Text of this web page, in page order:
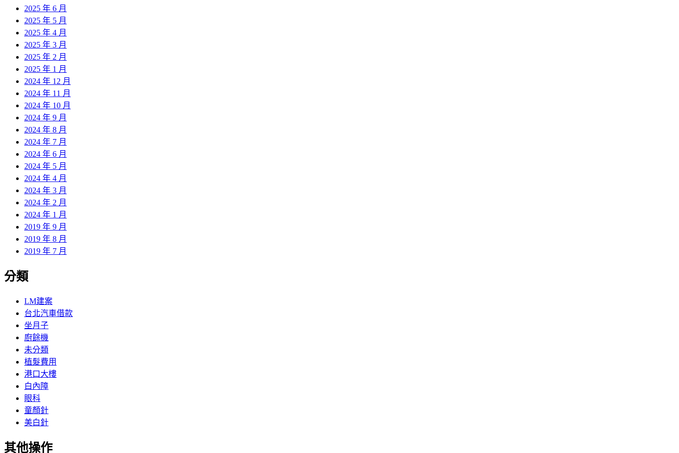
2025 年 6 月
2025 年 5 月
2025 年 4 月
2025 年 3 月
2025 年 2 月
2025 年 1 月
2024 年 12 月
2024 年 11 月
2024 年 10 月
2024 年 9 月
2024 年 8 月
2024 年 7 月
2024 年 6 月
2024 年 5 月
2024 年 4 月
2024 年 3 月
2024 年 2 月
2024 年 1 月
2019 年 9 月
2019 年 8 月
2019 年 7 月
分類
LM建案
台北汽車借款
坐月子
廚餘機
未分類
植髮費用
港口大樓
白內障
眼科
童顏針
美白針
其他操作